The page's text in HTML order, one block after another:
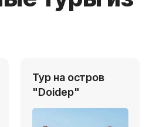
Тур на остров
"Doidep"